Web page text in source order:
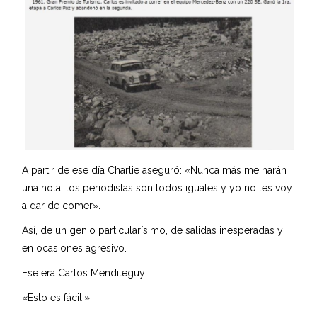
A partir de ese día Charlie aseguró: «Nunca más me harán
una nota, los periodistas son todos iguales y yo no les voy
a dar de comer».
Así, de un genio particularísimo, de salidas inesperadas y
en ocasiones agresivo.
Ese era Carlos Menditeguy.
«Esto es fácil.»